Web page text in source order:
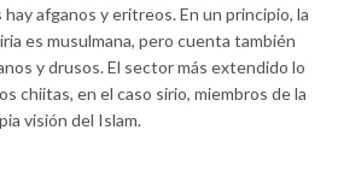
afganos y eritreos. En un principio, la
es musulmana, pero cuenta también
y drusos. El sector más extendido lo
chiitas, en el caso sirio, miembros de la
visión del Islam.